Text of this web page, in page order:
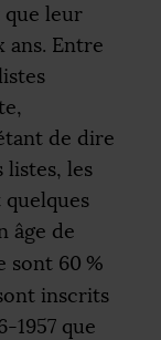
que leur
ans. Entre
de dire
listes, les
quelques
âge de
sont 60 %
inscrits
1957 que